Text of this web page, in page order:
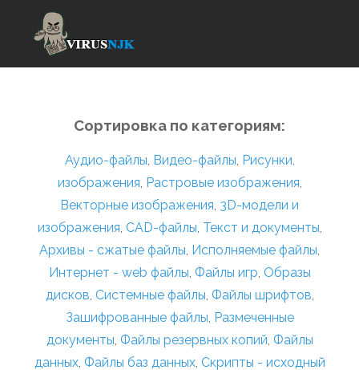
Сортировка по категориям:
Аудио-файлы, Видео-файлы, Рисунки,
изображения, Растровые изображения,
Векторные изображения, 3D-модели и
изображения, CAD-файлы, Текст и документы,
Архивы - сжатые файлы, Исполняемые файлы,
Интернет - web файлы, Файлы игр, Образы
дисков, Системные файлы, Файлы шрифтов,
Зашифрованные файлы, Размеченные
документы, Файлы резервных копий, Файлы
данных, Файлы баз данных, Скрипты - исходный